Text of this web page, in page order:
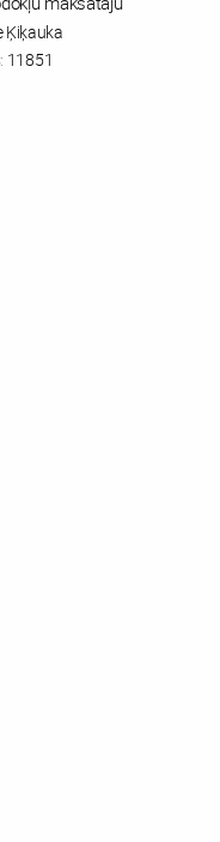
Ķiķauka
11851